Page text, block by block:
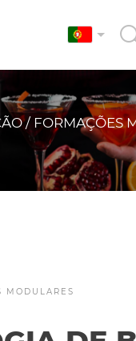
/ FORMAÇÕES
MODULARES